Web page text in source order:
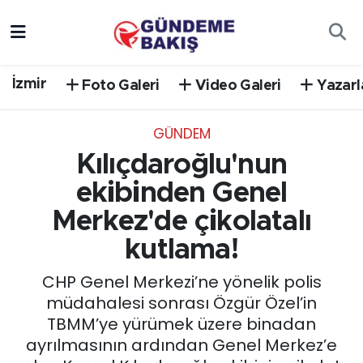
İzmir Foto Galeri Video Galeri
GÜNDEM
Kılıçdaroğlu'nun
ekibinden Genel
Merkez'de çikolatalı
kutlama!
CHP Genel Merkezi’ne yönelik polis
müdahalesi sonrası Özgür Özel’in
TBMM’ye yürümek üzere binadan
ayrılmasının ardından Genel Merkez’e
EĞİTİM
English News
GÜNCEL
Süper Lig Puan Durumu ve Fikstür
Tüm Manşetler
Haber Arşivi